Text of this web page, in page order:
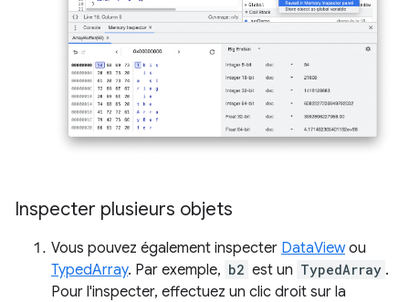
Inspecter plusieurs objets
Vous pouvez également inspecter DataViewou
TypedArray. Par exemple, b2 est un TypedArray .
Pour l'inspecter, effectuez un clic droit sur la